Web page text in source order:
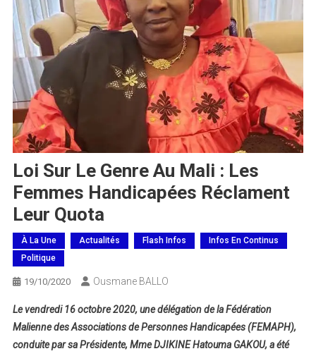
Loi Sur Le Genre Au Mali : Les
Femmes Handicapées Réclament
Leur Quota
À La Une Actualités Flash Infos
Infos En Continus
Politique
19/10/2020 Ousmane BALLO
Le vendredi 16 octobre 2020, une délégation de la Fédération
Malienne des Associations de Personnes Handicapées (FEMAPH),
conduite par sa Présidente, Mme DJIKINE Hatouma GAKOU, a été